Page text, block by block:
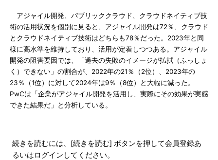
アジャイル開発、パブリッククラウド、クラウドネイティブ技
術の活用状況を個別に見ると、アジャイル開発は72％、クラウド
とクラウドネイティブ技術はどちらも78％だった。2023年と同
様に高水準を維持しており、活用が定着しつつある。アジャイル
開発の阻害要因では、「過去の失敗のイメージが払拭（ふっしょ
く）できない」の割合が、2022年の21％（2位）、2023年の
23％（1位）に対して2024年は9％（8位）と大幅に減った。
PwCは「企業がアジャイル開発を活用し、実際にその効果が実感
できた結果だ」と分析している。
続きを読むには、[続きを読む] ボタンを押して会員登録あ
るいはログインしてください。